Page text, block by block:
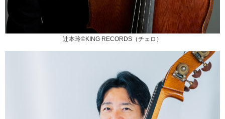
辻󠄀本玲©KING RECORDS（チェロ）